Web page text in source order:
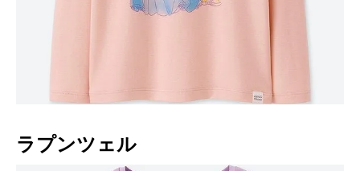
ラプンツェル